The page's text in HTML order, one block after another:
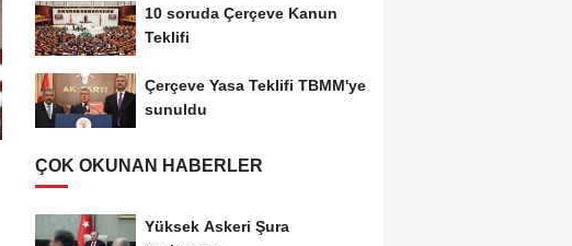
10 soruda Çerçeve Kanun
Teklifi
Çerçeve Yasa Teklifi TBMM'ye
sunuldu
ÇOK OKUNAN HABERLER
Yüksek Askeri Şura